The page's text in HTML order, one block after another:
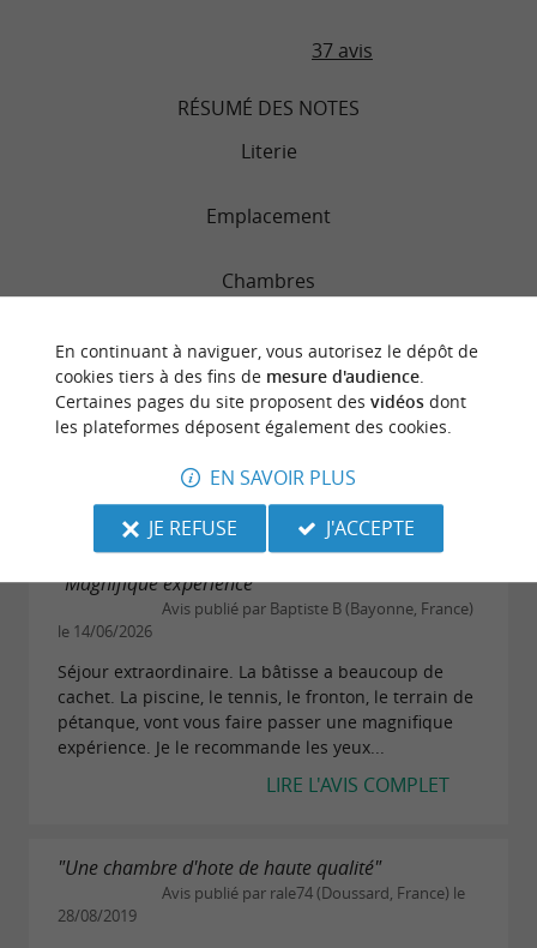
37 avis
RÉSUMÉ DES NOTES
Literie
Emplacement
Chambres
Service
Qualité/prix
Propreté
"Magnifique expérience"
Avis publié par Baptiste B (Bayonne, France)
le 14/06/2026
Séjour extraordinaire. La bâtisse a beaucoup de
cachet. La piscine, le tennis, le fronton, le terrain de
pétanque, vont vous faire passer une magnifique
expérience. Je le recommande les yeux...
LIRE L'AVIS COMPLET
"Une chambre d'hote de haute qualité"
Avis publié par rale74 (Doussard, France) le
28/08/2019
En continuant à naviguer, vous autorisez le dépôt de
cookies tiers à des fins de mesure d'audience.
Certaines pages du site proposent des vidéosdont
les plateformes déposent également des cookies.
EN SAVOIR PLUS
JE REFUSE
J'ACCEPTE